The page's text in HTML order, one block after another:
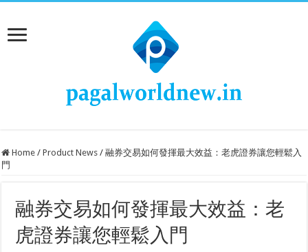
Home / Product News / 融券交易如何發揮最大效益：老虎證券讓您輕鬆入
門
融券交易如何發揮最大效益：老
虎證券讓您輕鬆入門